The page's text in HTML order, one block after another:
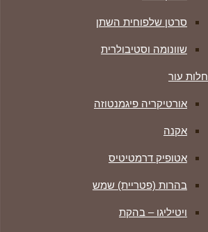
סרטן שלפוחית השתן
שוונומה וסטיבולרית
עור
אורטיקריה פיגמנטוזה
אקנה
אטופיק דרמטיטיס
בהרות (פטריית) שמש
ויטיליגו – בהקת